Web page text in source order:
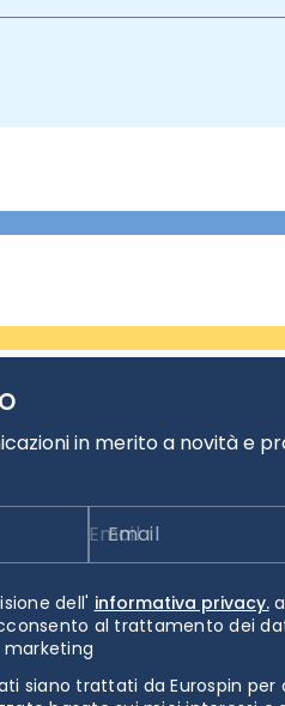
in merito a novità e
Email
dell' informativa privacy.
al trattamento dei
siano trattati da Eurospin